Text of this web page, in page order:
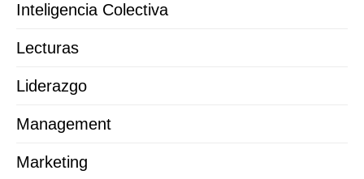
Inteligencia Colectiva
Lecturas
Liderazgo
Management
Marketing